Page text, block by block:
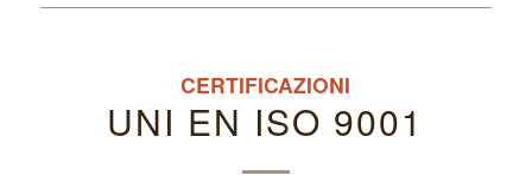
CERTIFICAZIONI
UNI EN ISO 9001